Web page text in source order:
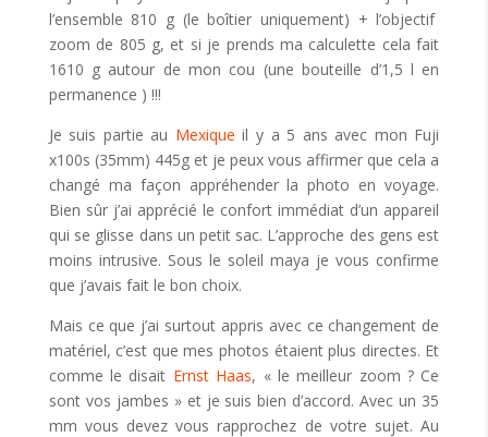
l’ensemble 810 g (le boîtier uniquement) + l’objectif
zoom de 805 g, et si je prends ma calculette cela fait
1610 g autour de mon cou (une bouteille d’1,5 l en
permanence ) !!!
Je suis partie au Mexique il y a 5 ans avec mon Fuji
x100s (35mm) 445g et je peux vous affirmer que cela a
changé ma façon appréhender la photo en voyage.
Bien sûr j’ai apprécié le confort immédiat d’un appareil
qui se glisse dans un petit sac. L’approche des gens est
moins intrusive. Sous le soleil maya je vous confirme
que j’avais fait le bon choix.
Mais ce que j’ai surtout appris avec ce changement de
matériel, c’est que mes photos étaient plus directes. Et
comme le disait Ernst Haas, « le meilleur zoom ? Ce
sont vos jambes » et je suis bien d’accord. Avec un 35
mm vous devez vous rapprochez de votre sujet. Au